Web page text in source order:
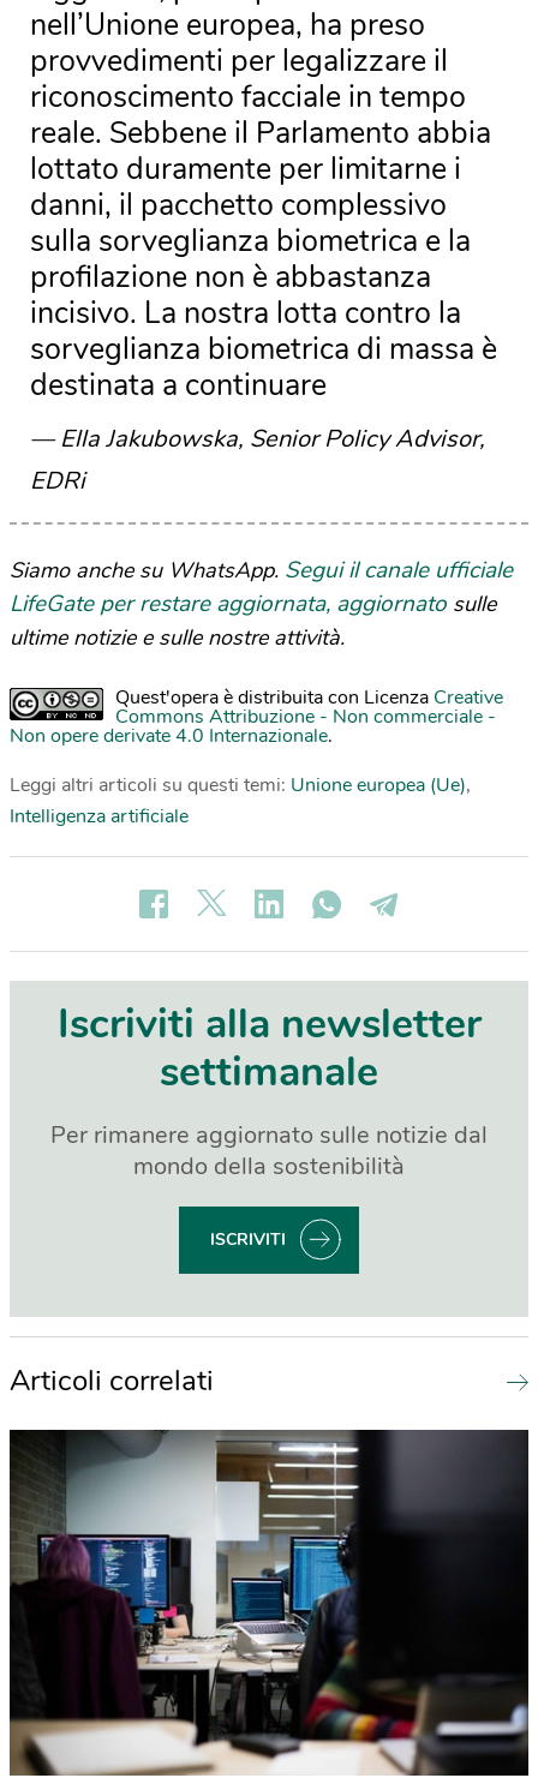
nell’Unione europea, ha preso
provvedimenti per legalizzare il
riconoscimento facciale in tempo
reale. Sebbene il Parlamento abbia
lottato duramente per limitarne i
danni, il pacchetto complessivo
sulla sorveglianza biometrica e la
profilazione non è abbastanza
incisivo. La nostra lotta contro la
sorveglianza biometrica di massa è
destinata a continuare
Ella Jakubowska, Senior Policy Advisor,
EDRi
Siamo anche su WhatsApp. Segui il canale ufficiale
LifeGate per restare aggiornata, aggiornato sulle
ultime notizie e sulle nostre attività.
Quest'opera è distribuita con Licenza Creative
Commons Attribuzione - Non commerciale -
Non opere derivate 4.0 Internazionale.
Leggi altri articoli su questi temi: Unione europea (Ue),
Intelligenza artificiale
Iscriviti alla newsletter
settimanale
Per rimanere aggiornato sulle notizie dal
mondo della sostenibilità
ISCRIVITI
Articoli correlati